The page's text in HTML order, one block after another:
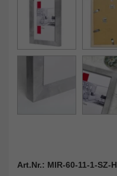
Art.Nr.: MIR-60-11-1-SZ-H